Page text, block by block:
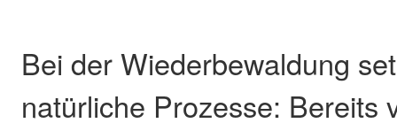
Bei der Wiederbewaldung
natürliche Prozesse: Bereits